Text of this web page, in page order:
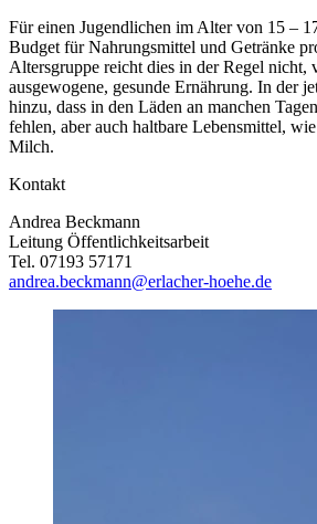
Für einen Jugendlichen im Alter von 15 –
Budget für Nahrungsmittel und Getränke
Altersgruppe reicht dies in der Regel nicht,
ausgewogene, gesunde Ernährung. In der
hinzu, dass in den Läden an manchen
fehlen, aber auch haltbare Lebensmittel,
Milch.
Kontakt
Andrea Beckmann
Leitung Öffentlichkeitsarbeit
Tel. 07193 57171
andrea.beckmann@erlacher-hoehe.de